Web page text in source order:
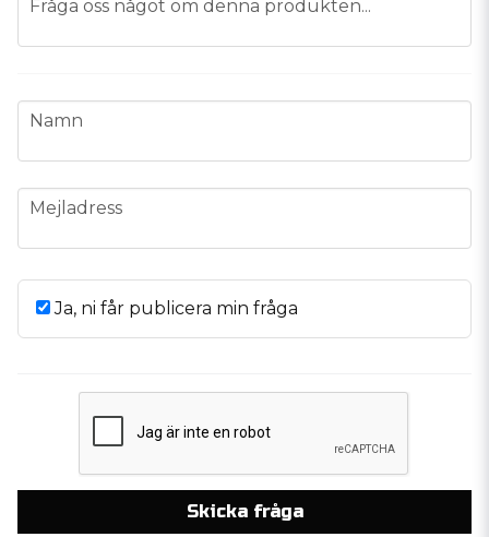
Fråga oss något om denna produkten...
name
Namn
email
Mejladress
Ja, ni får publicera min fråga
Skicka fråga